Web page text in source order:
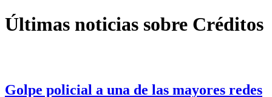
Últimas noticias sobre Créditos
Golpe policial a una de las mayores redes